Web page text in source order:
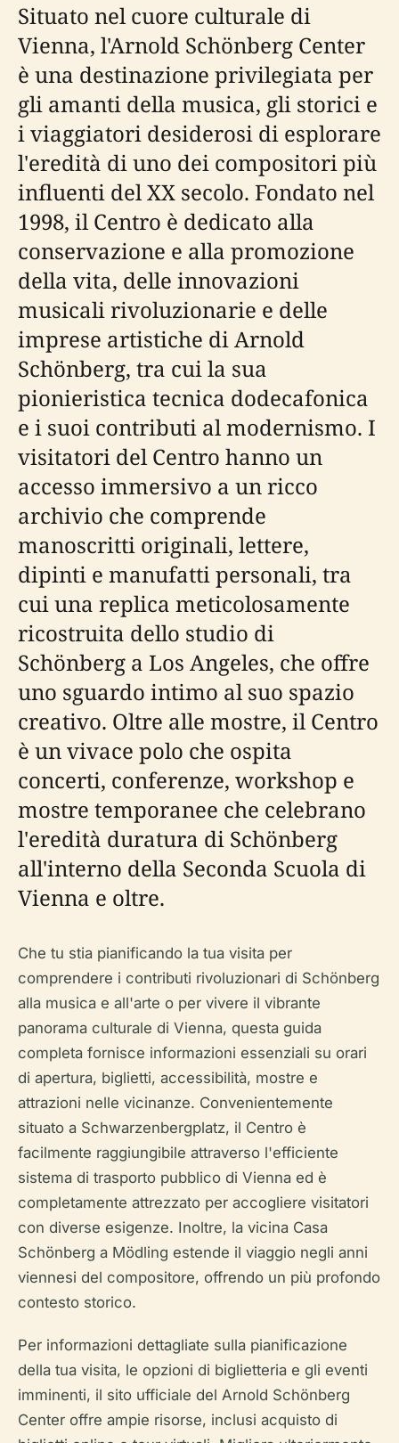
Situato nel cuore culturale di
Vienna, l'Arnold Schönberg Center
è una destinazione privilegiata per
gli amanti della musica, gli storici e
i viaggiatori desiderosi di esplorare
l'eredità di uno dei compositori più
influenti del XX secolo. Fondato nel
1998, il Centro è dedicato alla
conservazione e alla promozione
della vita, delle innovazioni
musicali rivoluzionarie e delle
imprese artistiche di Arnold
Schönberg, tra cui la sua
pionieristica tecnica dodecafonica
e i suoi contributi al modernismo. I
visitatori del Centro hanno un
accesso immersivo a un ricco
archivio che comprende
manoscritti originali, lettere,
dipinti e manufatti personali, tra
cui una replica meticolosamente
ricostruita dello studio di
Schönberg a Los Angeles, che offre
uno sguardo intimo al suo spazio
creativo. Oltre alle mostre, il Centro
è un vivace polo che ospita
concerti, conferenze, workshop e
mostre temporanee che celebrano
l'eredità duratura di Schönberg
all'interno della Seconda Scuola di
Vienna e oltre.
Che tu stia pianificando la tua visita per
comprendere i contributi rivoluzionari di Schönberg
alla musica e all'arte o per vivere il vibrante
panorama culturale di Vienna, questa guida
completa fornisce informazioni essenziali su orari
di apertura, biglietti, accessibilità, mostre e
attrazioni nelle vicinanze. Convenientemente
situato a Schwarzenbergplatz, il Centro è
facilmente raggiungibile attraverso l'efficiente
sistema di trasporto pubblico di Vienna ed è
completamente attrezzato per accogliere visitatori
con diverse esigenze. Inoltre, la vicina Casa
Schönberg a Mödling estende il viaggio negli anni
viennesi del compositore, offrendo un più profondo
contesto storico.
Per informazioni dettagliate sulla pianificazione
della tua visita, le opzioni di biglietteria e gli eventi
imminenti, il sito ufficiale del Arnold Schönberg
Center offre ampie risorse, inclusi acquisto di